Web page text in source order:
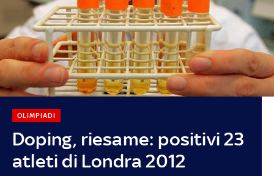
Doping, riesame: positivi 23
atleti di Londra 2012
OLIMPIADI